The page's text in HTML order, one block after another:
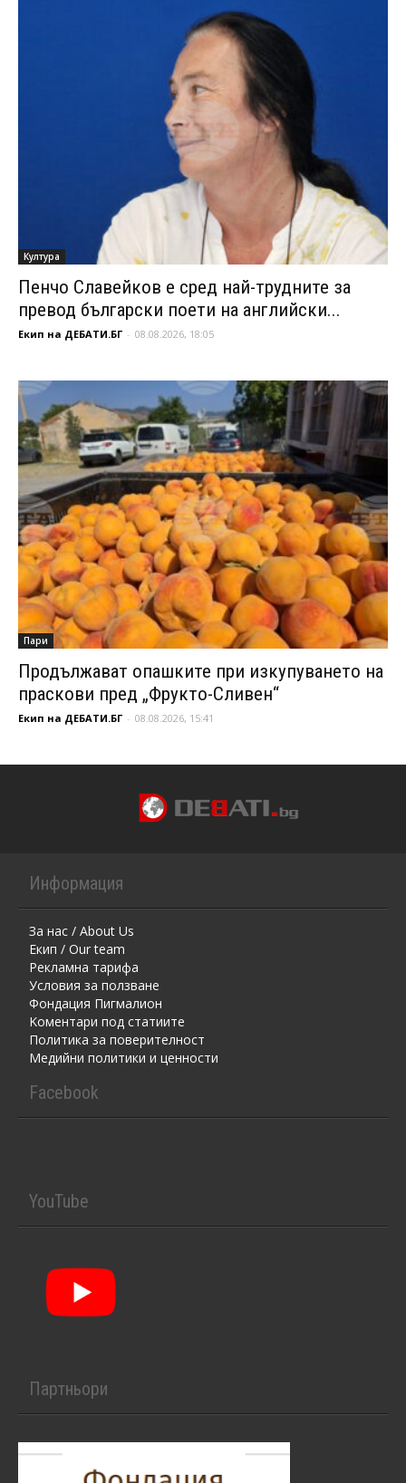
Култура
Пенчо Славейков е сред най-трудните за
превод български поети на английски...
Екип на ДЕБАТИ.БГ - 08.08.2026, 18:05
Пари
Продължават опашките при изкупуването на
праскови пред „Фрукто-Сливен“
Екип на ДЕБАТИ.БГ - 08.08.2026, 15:41
Информация
За нас / About Us
Екип / Our team
Рекламна тарифа
Условия за ползване
Фондация Пигмалион
Kоментaри под статиите
Политика за поверителност
Медийни политики и ценности
Facebook
YouTube
Партньори